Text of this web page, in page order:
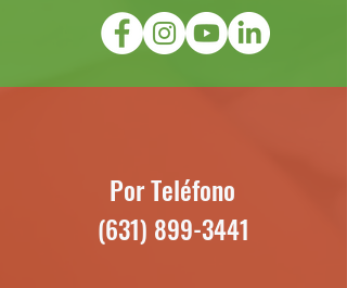
Por Teléfono
(631) 899-3441